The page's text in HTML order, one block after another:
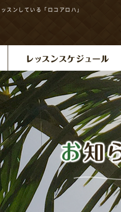
スンしている「ロコアロハ」